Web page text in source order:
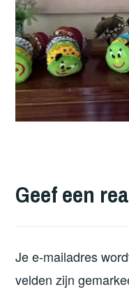
Geef een
Je e-mailadres
velden zijn